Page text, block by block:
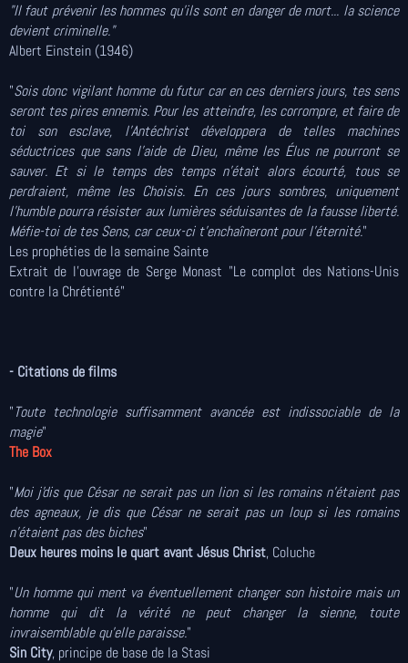
"Il faut prévenir les hommes qu'ils sont en danger de mort... la science
devient criminelle."
Albert Einstein (1946)
"Sois donc vigilant homme du futur car en ces derniers jours, tes sens
seront tes pires ennemis. Pour les atteindre, les corrompre, et faire de
toi son esclave, l’Antéchrist développera de telles machines
séductrices que sans l'aide de Dieu, même les Élus ne pourront se
sauver. Et si le temps des temps n'était alors écourté, tous se
perdraient, même les Choisis. En ces jours sombres, uniquement
l'humble pourra résister aux lumières séduisantes de la fausse liberté.
Méfie-toi de tes Sens, car ceux-ci t'enchaîneront pour l'éternité."
Les prophéties de la semaine Sainte
Extrait de l'ouvrage de Serge Monast "Le complot des Nations-Unis
contre la Chrétienté"
- Citations de films
"Toute technologie suffisamment avancée est indissociable de la
magie"
The Box
"Moi j'dis que César ne serait pas un lion si les romains n'étaient pas
des agneaux, je dis que César ne serait pas un loup si les romains
n'étaient pas des biches"
Deux heures moins le quart avant Jésus Christ, Coluche
"Un homme qui ment va éventuellement changer son histoire mais un
homme qui dit la vérité ne peut changer la sienne, toute
invraisemblable qu'elle paraisse."
Sin City, principe de base de la Stasi